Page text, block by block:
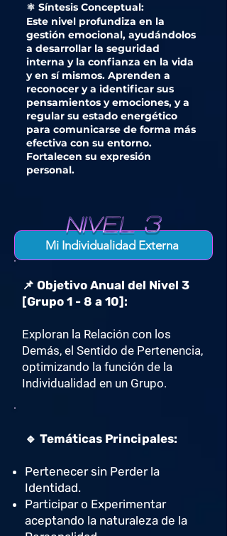
⚛️ Síntesis Conceptual:
Este nivel profundiza en la
gestión emocional, ayudándolos
a desarrollar la seguridad
interna y la confianza en la vida
y en sí mismos. Aprenden a
reconocer y a identificar sus
pensamientos y emociones, y a
regular su estado energético
para comunicarse de forma más
efectiva con su entorno.
Fortalecen su expresión
personal.
Mi Individualidad Externa
📌 Objetivo Anual del Nivel 3
[Grupo 1 - 8 a 10]:
Exploran la Relación con los
Demás, el Sentido de Pertenencia,
optimizando la función de la
Individualidad en un Grupo.
🔹 Temáticas Principales:
Pertenecer sin Perder la
Identidad.
Participar o Experimentar
aceptando la naturaleza de la